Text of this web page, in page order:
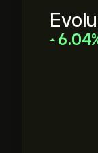
‎6.04‎